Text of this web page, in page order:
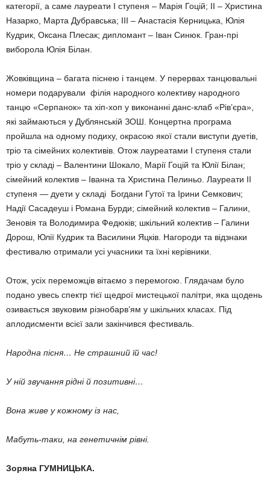
категорії, а саме лауреати І ступеня – Марія Гоцій; ІІ – Христина
Назарко, Марта Дубравська; ІІІ – Анастасія Керницька, Юлія
Кудрик, Оксана Плесак; дипломант – Іван Синюк. Гран-прі
виборола Юлія Білан.
Жовківщина – багата піснею і танцем. У перервах танцювальні
номери подарували філія народного колективу народного
танцю «Серпанок» та хіп-хоп у виконанні данс-клаб «Рів’єра»,
які займаються у Дублянській ЗОШ. Концертна програма
пройшла на одному подиху, окрасою якої стали виступи дуетів,
тріо та сімейних колективів. Отож лауреатами І ступеня стали
тріо у складі – Валентини Шокало, Марії Гоцій та Юлії Білан;
сімейний колектив – Іванна та Христина Пелиньо. Лауреати ІІ
ступеня — дуети у складі Богдани Гутої та Ірини Семкович;
Надії Сасадеуш і Романа Бурди; сімейний колектив – Галини,
Зеновія та Володимира Федюків; шкільний колектив – Галини
Дорош, Юлії Кудрик та Василини Яцків. Нагороди та відзнаки
фестивалю отримали усі учасники та їхні керівники.
Отож, усіх переможців вітаємо з перемогою. Глядачам було
подано увесь спектр тієї щедрої мистецької палітри, яка щодень
озивається звуковим різнобарв’ям у шкільних класах. Під
аплодисменти всієї зали закінчився фестиваль.
Народна пісня… Не страшний їй час!
У ній звучання рідні й позитивні…
Вона живе у кожному із нас,
Мабуть-таки, на генетичнім рівні.
Зоряна ГУМНИЦЬКА.